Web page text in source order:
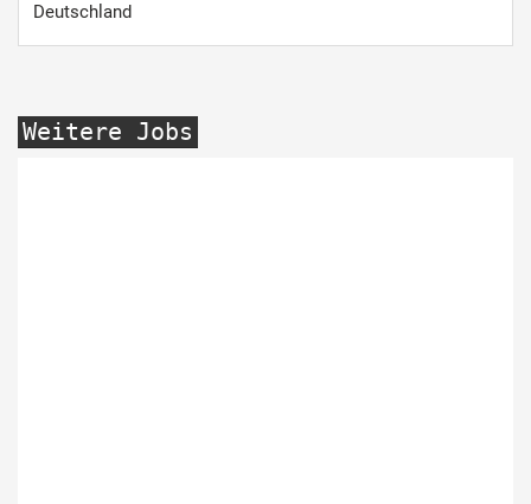
Deutschland
Weitere Jobs